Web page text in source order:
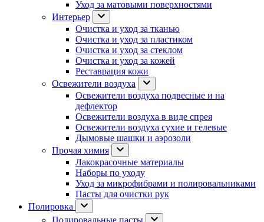
Уход за матовыми поверхностями
Интерьер
Очистка и уход за тканью
Очистка и уход за пластиком
Очистка и уход за стеклом
Очистка и уход за кожей
Реставрация кожи
Освежители воздуха
Освежители воздуха подвесные и на
дефлектор
Освежители воздуха в виде спрея
Освежители воздуха сухие и гелевые
Дымовые шашки и аэрозоли
Прочая химия
Лакокрасочные материалы
Наборы по уходу
Уход за микрофибрами и полировальниками
Пасты для очистки рук
Полировка
Полировальные пасты